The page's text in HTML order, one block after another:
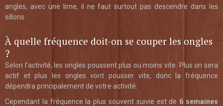
angles, avec une lime, il ne faut surtout pas descendre dans les
sillons.
À quelle fréquence doit-on se couper les ongles
?
Selon l'activité, les ongles poussent plus ou moins vite. Plus on sera
actif et plus les ongles vont pousser vite, donc la fréquence
dépendra principalement de votre activité.
Cependant la fréquence la plus souvent suivie est de 6 semaines